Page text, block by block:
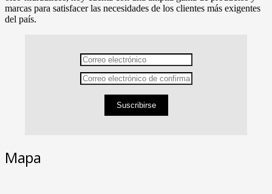
marcas para satisfacer las necesidades de los clientes más exigentes
del país.
Suscribirse
Mapa